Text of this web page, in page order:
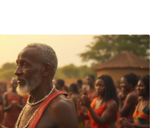
Massage begeistern und
auf Ihre Gesundheit wirken